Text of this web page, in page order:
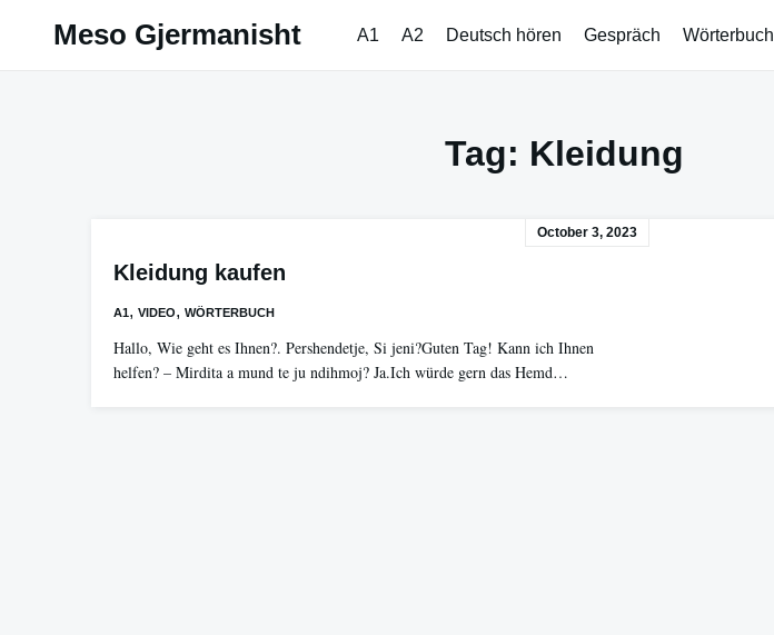
Meso Gjermanisht A1 A2 Deutsch hören Gespräch Wörterbuch
Tag: Kleidung
October 3, 2023
Kleidung kaufen
A1, VIDEO, WÖRTERBUCH
Hallo, Wie geht es Ihnen?. Pershendetje, Si jeni?Guten Tag! Kann ich Ihnen
helfen? – Mirdita a mund te ju ndihmoj? Ja.Ich würde gern das Hemd…